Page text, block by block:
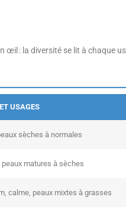
œil : la diversité se lit à chaque
USAGES
sèches à normales
matures à sèches
calme, peaux mixtes à grasses